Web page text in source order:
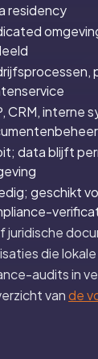
residency
CRM, interne
data blijft
geschikt
die
audits in
vande